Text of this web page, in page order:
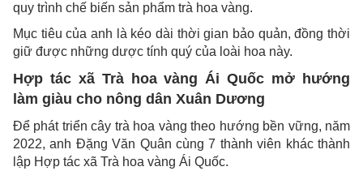
quy trình chế biến sản phẩm trà hoa vàng.
Mục tiêu của anh là kéo dài thời gian bảo quản, đồng thời
giữ được những dược tính quý của loài hoa này.
Hợp tác xã Trà hoa vàng Ái Quốc mở hướng
làm giàu cho nông dân Xuân Dương
Để phát triển cây trà hoa vàng theo hướng bền vững, năm
2022, anh Đặng Văn Quân cùng 7 thành viên khác thành
lập Hợp tác xã Trà hoa vàng Ái Quốc.